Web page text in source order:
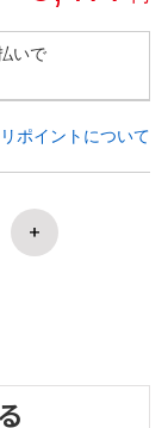
いで
ポイントについて